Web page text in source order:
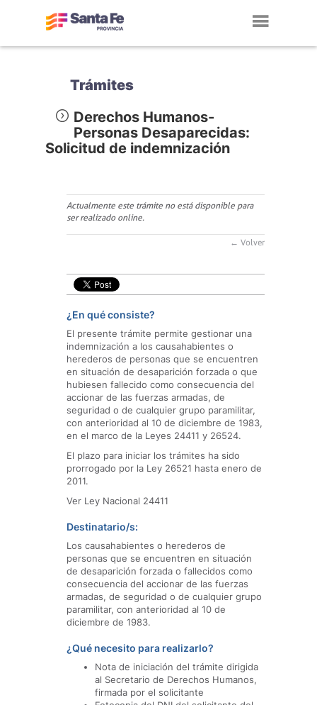
Trámites
Derechos Humanos-
Personas Desaparecidas:
Solicitud de indemnización
Actualmente este trámite no está disponible para
ser realizado online.
← Volver
¿En qué consiste?
El presente trámite permite gestionar una
indemnización a los causahabientes o
herederos de personas que se encuentren
en situación de desaparición forzada o que
hubiesen fallecido como consecuencia del
accionar de las fuerzas armadas, de
seguridad o de cualquier grupo paramilitar,
con anterioridad al 10 de diciembre de 1983,
en el marco de la Leyes 24411 y 26524.
El plazo para iniciar los trámites ha sido
prorrogado por la Ley 26521 hasta enero de
2011.
Ver Ley Nacional 24411
Destinatario/s:
Los causahabientes o herederos de
personas que se encuentren en situación
de desaparición forzada o fallecidos como
consecuencia del accionar de las fuerzas
armadas, de seguridad o de cualquier grupo
paramilitar, con anterioridad al 10 de
diciembre de 1983.
¿Qué necesito para realizarlo?
Nota de iniciación del trámite dirigida
al Secretario de Derechos Humanos,
firmada por el solicitante